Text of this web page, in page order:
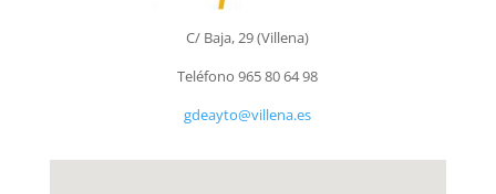
C/ Baja, 29 (Villena)
Teléfono 965 80 64 98
gdeayto@villena.es